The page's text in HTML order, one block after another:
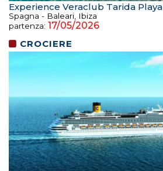
Experience Veraclub Tarida Playa
Spagna - Baleari, Ibiza
partenza: 17/05/2026
CROCIERE